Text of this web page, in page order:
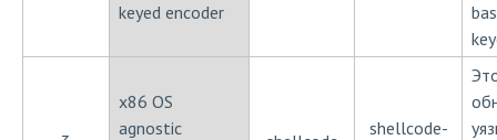
keyed encoder
x86 OS
agnostic
shellcode-